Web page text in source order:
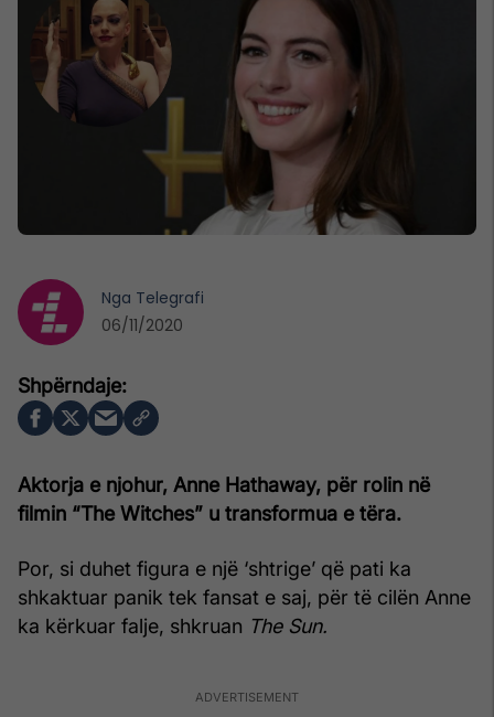
Aktorja e njohur, Anne Hathaway, për rolin në
filmin “The Witches” u transformua e tëra.
Por, si duhet figura e një ‘shtrige’ që pati ka
shkaktuar panik tek fansat e saj, për të cilën Anne
ka kërkuar falje, shkruan The Sun.
Nga Telegrafi
06/11/2020